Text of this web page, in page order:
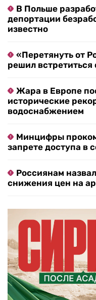
В Польше
депортации
известно
«Перетянуть от
решил
Жара в Европе
исторические
водоснабжением
Минцифры
запрете доступа в
Россиянам
снижения цен на